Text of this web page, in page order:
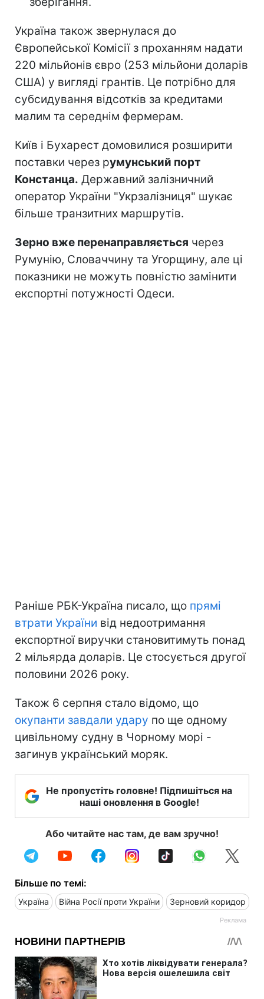
Україна також звернулася до
Європейської Комісії з проханням надати
220 мільйонів євро (253 мільйони доларів
США) у вигляді грантів. Це потрібно для
субсидування відсотків за кредитами
малим та середнім фермерам.
Київ і Бухарест домовилися розширити
поставки через румунський порт
Констанца. Державний залізничний
оператор України "Укрзалізниця" шукає
більше транзитних маршрутів.
Зерно вже перенаправляється через
Румунію, Словаччину та Угорщину, але ці
показники не можуть повністю замінити
експортні потужності Одеси.
Раніше РБК-Україна писало, що прямі
втрати України від недоотримання
експортної виручки становитимуть понад
2 мільярда доларів. Це стосується другої
половини 2026 року.
Також 6 серпня стало відомо, що
окупанти завдали удару по ще одному
цивільному судну в Чорному морі -
загинув український моряк.
Не пропустіть головне! Підпишіться на
наші оновлення в Google!
Або читайте нас там, де вам зручно!
Більше по темі:
Україна Війна Росії проти України Зерновий коридор